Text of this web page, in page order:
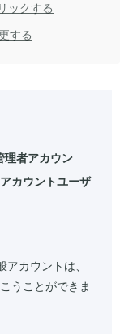
ックする
する
理者アカウン
カウントユーザ
アカウントは、
うことができま